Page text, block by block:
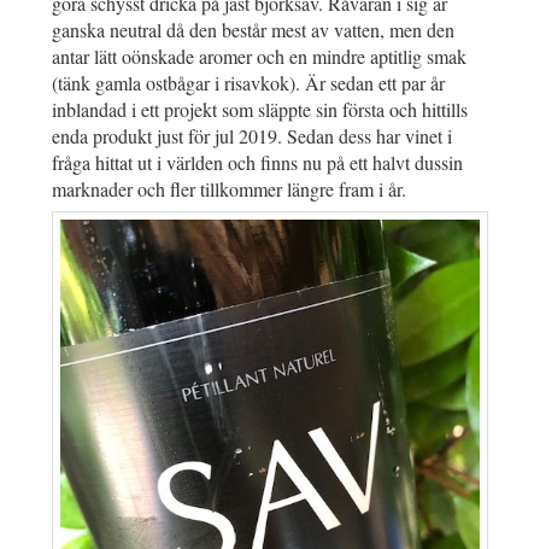
ganska neutral då den består mest av vatten, men den
antar lätt oönskade aromer och en mindre aptitlig smak
(tänk gamla ostbågar i risavkok). Är sedan ett par år
inblandad i ett projekt som släppte sin första och hittills
enda produkt just för jul 2019. Sedan dess har vinet i
fråga hittat ut i världen och finns nu på ett halvt dussin
marknader och fler tillkommer längre fram i år.